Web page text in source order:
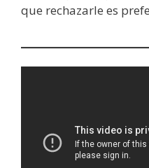
que rechazarle es